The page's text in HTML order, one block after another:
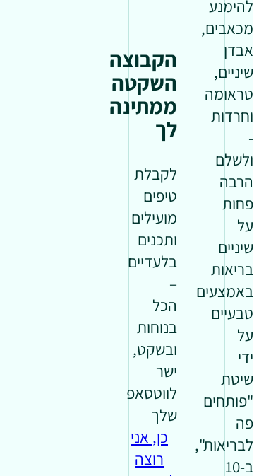
להימנע
מכאבים,
אבדן
שיניים,
טראומה
וחרדות
-
ולשלם
הרבה
פחות
על
שיניים
בריאות
באמצעים
טבעיים
על
ידי
שיטת
"פותחים
פה
לבריאות",
ב-10
הקבוצה
השקטה
ממתינה
לך
לקבלת
טיפים
מועילים
ותכנים
בלעדיים
–
הכל
בנוחות
ובשקט,
ישר
לווטסאפ
שלך
כן, אני
רוצה